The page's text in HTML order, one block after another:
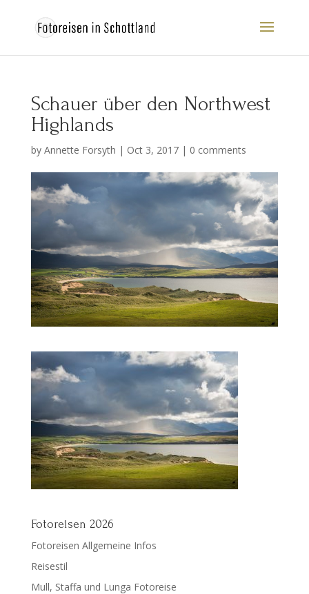
Schauer über den Northwest
Highlands
by Annette Forsyth | Oct 3, 2017| 0 comments
Fotoreisen 2026
Fotoreisen Allgemeine Infos
Reisestil
Mull, Staffa und Lunga Fotoreise